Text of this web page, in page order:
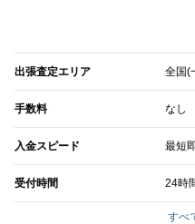
出張査定エリア 全国(
手数料 なし
入金スピード 最短
受付時間 24時
すべ